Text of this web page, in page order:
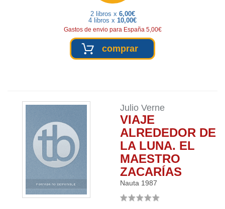
2 libros x 6,00€
4 libros x 10,00€
Gastos de envio para España 5,00€
comprar
Julio Verne
VIAJE
ALREDEDOR DE
LA LUNA. EL
MAESTRO
ZACARÍAS
Nauta 1987